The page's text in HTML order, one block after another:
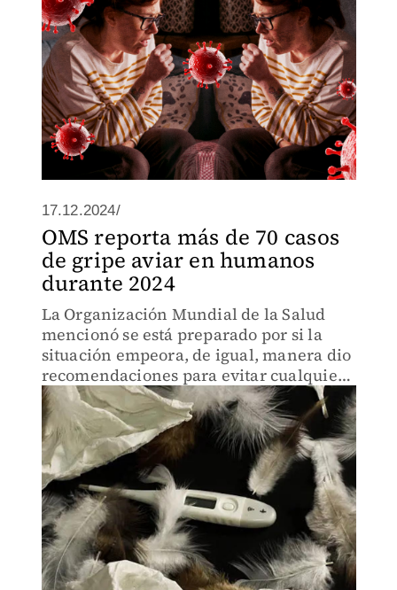
17.12.2024/
OMS reporta más de 70 casos
de gripe aviar en humanos
durante 2024
La Organización Mundial de la Salud
mencionó se está preparado por si la
situación empeora, de igual, manera dio
recomendaciones para evitar cualquier
riesgo de contagio.